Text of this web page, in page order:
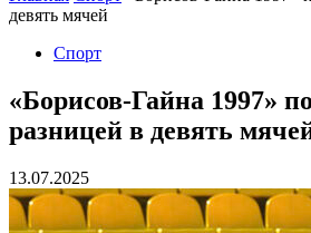
девять мячей
Спорт
«Борисов-Гайна 1997»
разницей в девять
13.07.2025